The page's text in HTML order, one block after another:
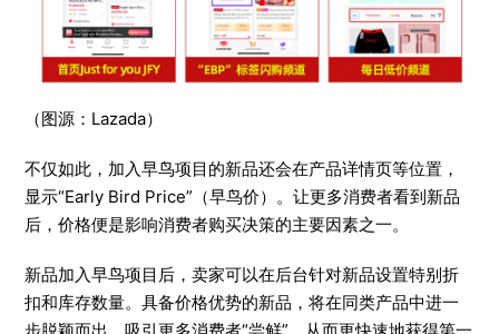
（图源：Lazada）
不仅如此，加入早鸟项目的新品还会在产品详情页等位置，
显示“Early Bird Price”（早鸟价）。让更多消费者看到新品
后，价格便是影响消费者购买决策的主要因素之一。
新品加入早鸟项目后，卖家可以在后台针对新品设置特别折
扣和库存数量。具备价格优势的新品，将在同类产品中进一